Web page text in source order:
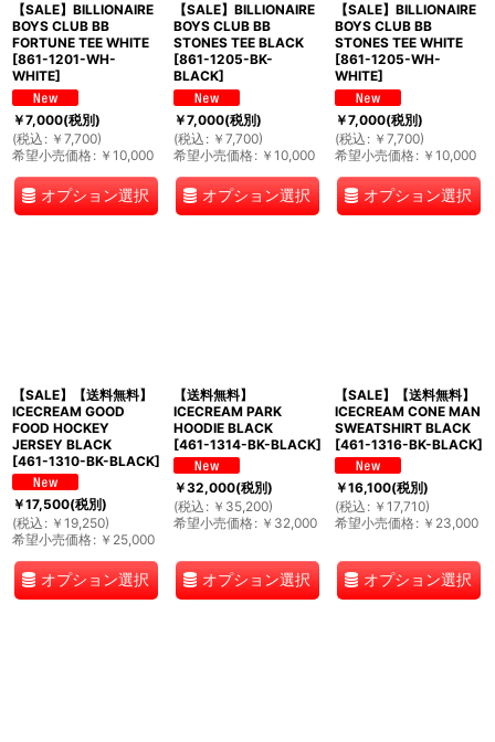
【SALE】BILLIONAIRE
BOYS CLUB BB
FORTUNE TEE WHITE
[861-1201-WH-
WHITE]
￥7,000(税別)
(税込 : ￥ 7,700)
希望小売価格: ￥ 10,000
オプション選択
【SALE】BILLIONAIRE
BOYS CLUB BB
STONES TEE BLACK
[861-1205-BK-
BLACK]
￥7,000(税別)
(税込 : ￥ 7,700)
希望小売価格: ￥ 10,000
オプション選択
【SALE】BILLIONAIRE
BOYS CLUB BB
STONES TEE WHITE
[861-1205-WH-
WHITE]
￥7,000(税別)
(税込 : ￥ 7,700)
希望小売価格: ￥ 10,000
オプション選択
【SALE】【送料無料】
ICECREAM GOOD
FOOD HOCKEY
JERSEY BLACK
[461-1310-BK-BLACK]
￥17,500(税別)
(税込 : ￥ 19,250)
希望小売価格: ￥ 25,000
オプション選択
【送料無料】
ICECREAM PARK
HOODIE BLACK
[461-1314-BK-BLACK]
￥32,000(税別)
(税込 : ￥ 35,200)
希望小売価格: ￥ 32,000
オプション選択
【SALE】【送料無料】
ICECREAM CONE MAN
SWEATSHIRT BLACK
[461-1316-BK-BLACK]
￥16,100(税別)
(税込 : ￥ 17,710)
希望小売価格: ￥ 23,000
オプション選択